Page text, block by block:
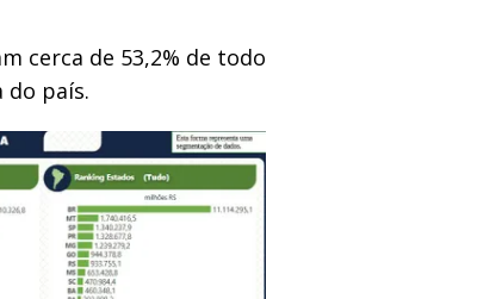
cerca de 53,2% de todo
do país.